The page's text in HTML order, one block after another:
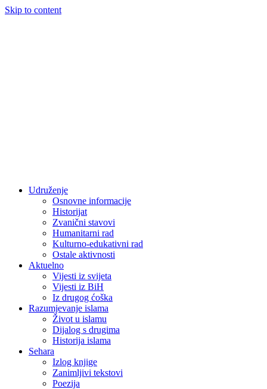
Skip to content
Udruženje
Osnovne informacije
Historijat
Zvanični stavovi
Humanitarni rad
Kulturno-edukativni rad
Ostale aktivnosti
Aktuelno
Vijesti iz svijeta
Vijesti iz BiH
Iz drugog ćoška
Razumjevanje islama
Život u islamu
Dijalog s drugima
Historija islama
Sehara
Izlog knjige
Zanimljivi tekstovi
Poezija